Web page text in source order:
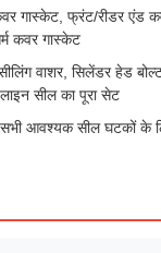
संपर्क करें अभी चैट करें
गास्केट, फ्रंट/रीडर एंड
कवर गास्केट
वाशर, सिलेंडर हेड
सील का पूरा सेट
सभी आवश्यक सील घटकों के